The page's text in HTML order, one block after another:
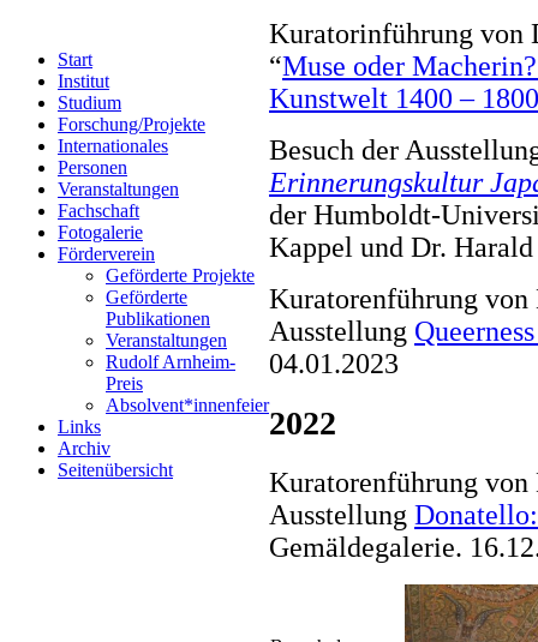
Start
Institut
Studium
Forschung/Projekte
Internationales
Personen
Veranstaltungen
Fachschaft
Fotogalerie
Förderverein
Geförderte Projekte
Geförderte
Publikationen
Veranstaltungen
Rudolf Arnheim-
Preis
Absolvent*innenfeier
Links
Archiv
Seitenübersicht
Kuratorinführung von
“Muse oder
Kunstwelt 1400 – 1800
Besuch der
Erinnerungskultur
der Humboldt-
Kappel und Dr.
Kuratorenführung
Ausstellung
04.01.2023
2022
Kuratorenführung
Ausstellung
Gemäldegalerie.